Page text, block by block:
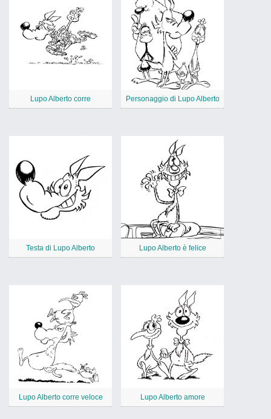
Lupo Alberto corre Personaggio di Lupo Alberto
Testa di Lupo Alberto Lupo Alberto è felice
Lupo Alberto corre veloce Lupo Alberto amore